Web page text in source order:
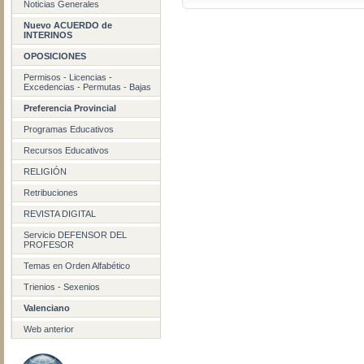
Noticias Generales
Nuevo ACUERDO de
INTERINOS
OPOSICIONES
Permisos - Licencias -
Excedencias - Permutas - Bajas
Preferencia Provincial
Programas Educativos
Recursos Educativos
RELIGIÓN
Retribuciones
REVISTA DIGITAL
Servicio DEFENSOR DEL
PROFESOR
Temas en Orden Alfabético
Trienios - Sexenios
Valenciano
Web anterior